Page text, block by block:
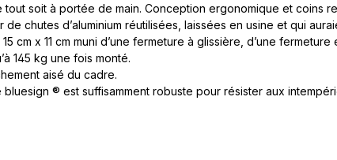
soit à portée de main. Conception ergonomique et coins
chutes d’aluminium réutilisées, laissées en usine et qui
cm x 11 cm muni d’une fermeture à glissière, d’une
145 kg une fois monté.
aisé du cadre.
® est suffisamment robuste pour résister aux